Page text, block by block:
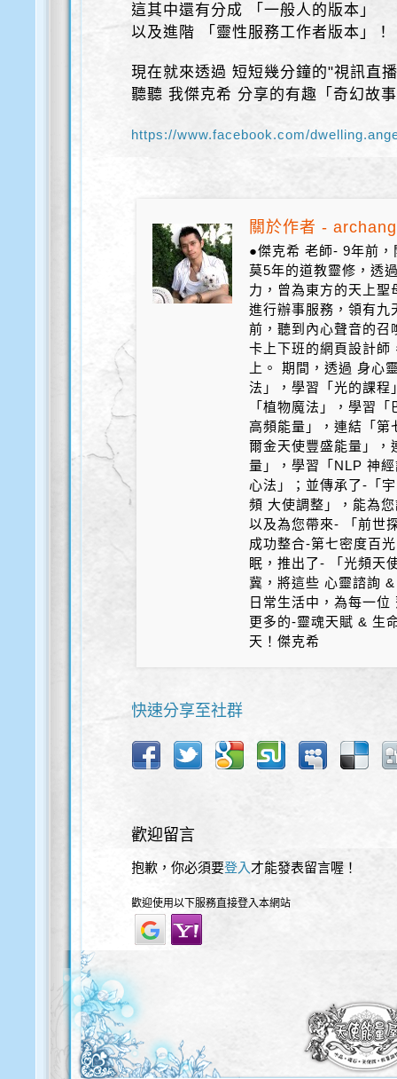
這其中還有分成 「一般人的版本」
以及進階 「靈性服務工作者版本」！
現在就來透過 短短幾分鐘的"視訊直
聽聽 我傑克希 分享的有趣「奇幻故
https://www.facebook.com/
關於作者 -
●傑克希 老師- 9年前
莫5年的道教靈修，透
力，曾為東方的天上
進行辦事服務，領有
前，聽到內心聲音的召
卡上下班的網頁設計師
上。 期間，透過 身心
法」，學習「光的課程
「植物魔法」，學習
高頻能量」，連結「第
爾金天使豐盛能量」，
量」，學習「NLP 神
心法」；並傳承了-「
頻 大使調整」，能為
以及為您帶來- 「前世
成功整合-第七密度百
眠，推出了- 「光頻天
冀，將這些 心靈諮詢
日常生活中，為每一
更多的-靈魂天賦 & 生
天！傑克希
快速分享至社群
歡迎留言
抱歉，你必須要登入 才能發表留言喔！
歡迎使用以下服務直接登入本網站